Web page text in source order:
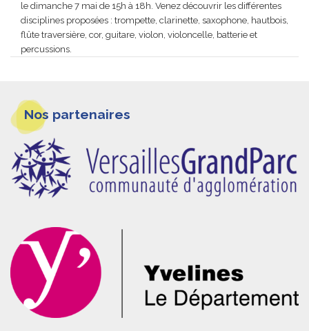
le dimanche 7 mai de 15h à 18h. Venez découvrir les différentes
disciplines proposées : trompette, clarinette, saxophone, hautbois,
flûte traversière, cor, guitare, violon, violoncelle, batterie et
percussions.
pieds
de
page
Nos partenaires